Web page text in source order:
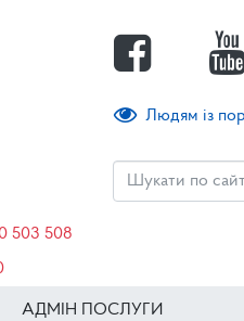
Людям із
503 508
АДМІН ПОСЛУГИ